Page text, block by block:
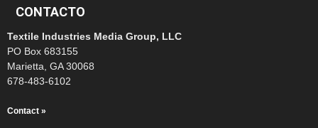
CONTACTO
Textile Industries Media Group, LLC
PO Box 683155
Marietta, GA 30068
678-483-6102
Contact »